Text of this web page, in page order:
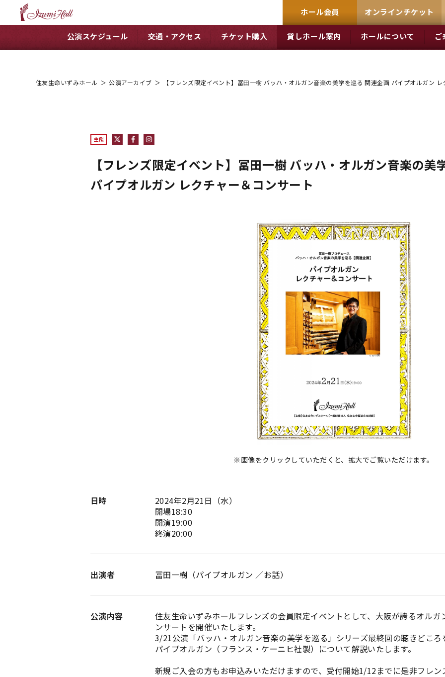
ホール会員 オンラインチケット
公演スケジュール 交通・アクセス チケット購入 貸しホール案内 ホールについて ご
住友生命いずみホール ＞ 公演アーカイブ ＞ 【フレンズ限定イベント】冨田一樹 バッハ・オルガン音楽の美学を巡る 関連企画 パイプオルガン
主催
【フレンズ限定イベント】冨田一樹 バッハ・オルガン音楽の美
パイプオルガン レクチャー＆コンサート
※画像をクリックしていただくと、拡大でご覧いただけます。
日時
2024年2月21日（水）
開場18:30
開演19:00
終演20:00
出演者 冨田一樹（パイプオルガン ／お話）
公演内容
住友生命いずみホールフレンズの会員限定イベントとして、大阪が誇るオル
ンサートを開催いたします。
3/21公演「バッハ・オルガン音楽の美学を巡る」シリーズ最終回の聴きどこ
パイプオルガン（フランス・ケーニヒ社製）について解説いたします。
新規ご入会の方もお申込みいただけますので、受付開始1/12までに是非フレン